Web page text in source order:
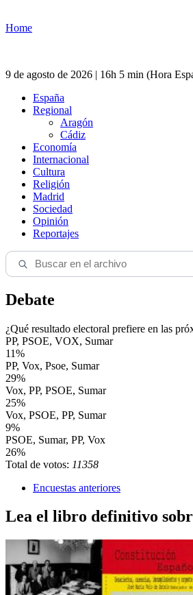
Home
9 de agosto de 2026 | 16h 5 min (Hora
España
Regional
Aragón
Cádiz
Economía
Internacional
Cultura
Religión
Madrid
Sociedad
Opinión
Reportajes
Debate
¿Qué resultado electoral prefiere en las
PP, PSOE, VOX, Sumar
11%
PP, Vox, Psoe, Sumar
29%
Vox, PP, PSOE, Sumar
25%
Vox, PSOE, PP, Sumar
9%
PSOE, Sumar, PP, Vox
26%
Total de votos: 11358
Encuestas anteriores
Lea el libro definitivo